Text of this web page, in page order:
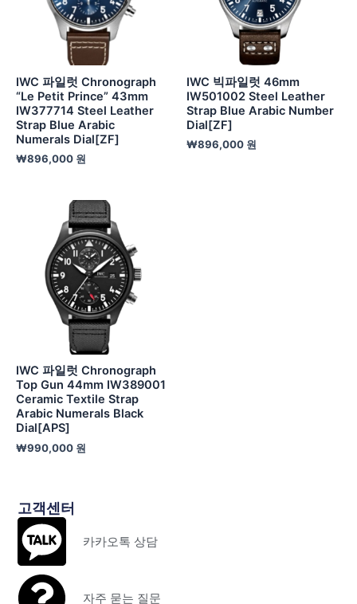
IWC 파일럿 Chronograph
“Le Petit Prince” 43mm
IW377714 Steel Leather
Strap Blue Arabic
Numerals Dial[ZF]
₩896,000 원
IWC 빅파일럿 46mm
IW501002 Steel Leather
Strap Blue Arabic Number
Dial[ZF]
₩896,000 원
IWC 파일럿 Chronograph
Top Gun 44mm IW389001
Ceramic Textile Strap
Arabic Numerals Black
Dial[APS]
₩990,000 원
고객센터
카카오톡 상담
자주 묻는 질문